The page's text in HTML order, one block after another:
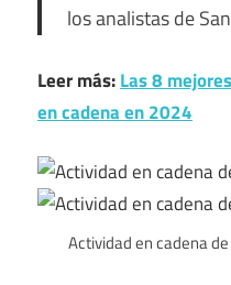
los analistas de
Leer más:Las 8
en cadena en 2024
Actividad en cadena